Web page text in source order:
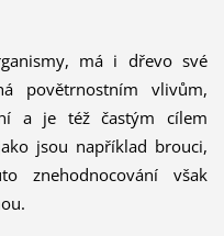
má i dřevo své
povětrnostním vlivům,
a je též častým cílem
jsou například brouci,
znehodnocování však